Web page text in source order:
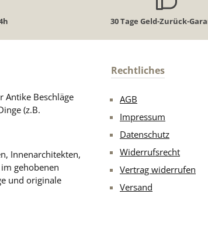
30 Tage Geld-Zurück-
Beschläge
(z.B.
Innenarchitekten,
gehobenen
und originale
Rechtliches
AGB
Impressum
Datenschutz
Widerrufsrecht
Vertrag widerrufen
Versand